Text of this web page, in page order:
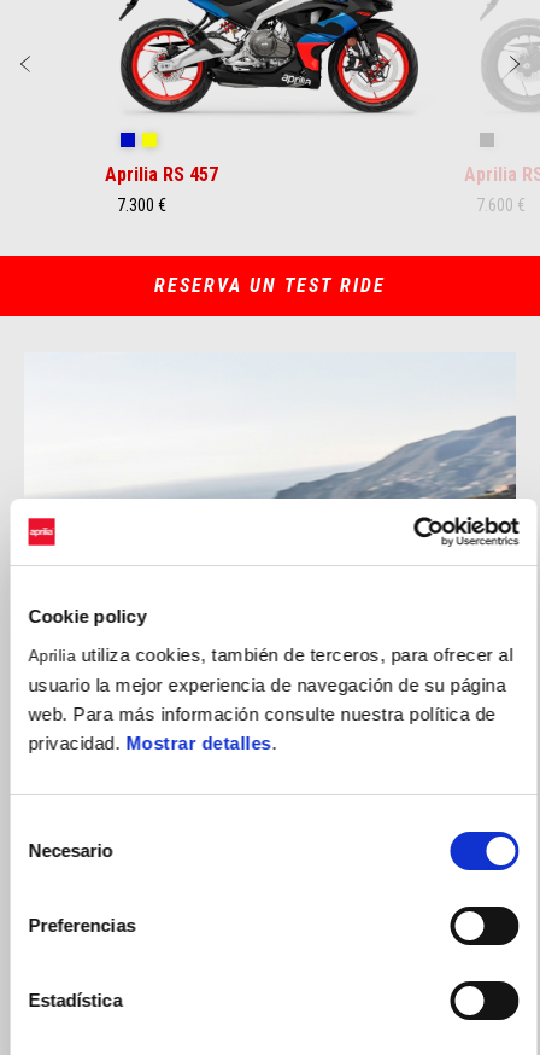
Cookie policy
Aprilia utiliza cookies, también de terceros, para ofrecer al
usuario la mejor experiencia de navegación de su página
web. Para más información consulte nuestra política de
privacidad. Mostrar detalles.
Necesario
Preferencias
Estadística
Aprilia RS 457
7.300 €
Aprilia
7.600 €
RESERVA UN TEST RIDE